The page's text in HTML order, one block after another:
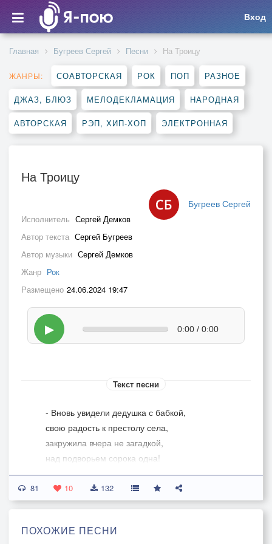
Вход
Главная Бугреев Сергей Песни На Троицу
ЖАНРЫ: СОАВТОРСКАЯ РОК ПОП РАЗНОЕ
ДЖАЗ, БЛЮЗ МЕЛОДЕКЛАМАЦИЯ НАРОДНАЯ
АВТОРСКАЯ РЭП, ХИП-ХОП ЭЛЕКТРОННАЯ
На Троицу
Бугреев Сергей
Исполнитель Сергей Демков
Автор текста Сергей Бугреев
Автор музыки Сергей Демков
Жанр Рок
Размещено 24.06.2024 19:47
▶ 0:00 / 0:00
Текст песни
- Вновь увидели дедушка с бабкой,
свою радость к престолу села,
закружила вчера не загадкой,
над подворьем сорока одна!
-Были думки: Серёгино счастье,
мне допить городское до дна,
если память истоком полна!
81 10 132
ПОХОЖИЕ ПЕСНИ